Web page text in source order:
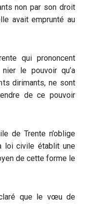
non par son droit
avait emprunté au
qui prononcent
le pouvoir qu’a
dirimants, ne sont
de ce pouvoir
de Trente n’oblige
loi civile établit une
de cette forme le
que le vœu de